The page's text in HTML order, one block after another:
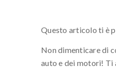
Questo articolo ti è
Non dimenticare di
auto e dei motori! Ti